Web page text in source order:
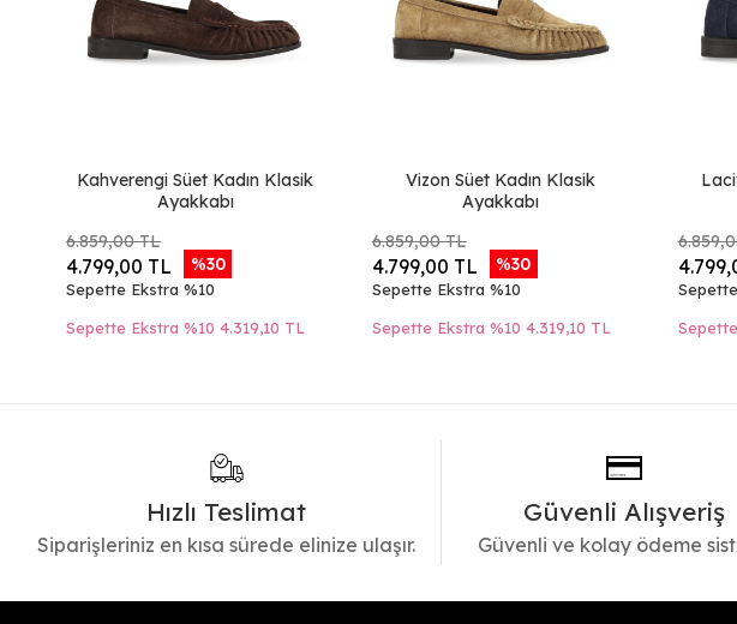
Kahverengi Süet Kadın Klasik
Ayakkabı
6.859,00 TL
4.799,00 TL %30
Sepette Ekstra %10
Sepette Ekstra %10 4.319,10 TL
Vizon Süet Kadın Klasik
Ayakkabı
6.859,00 TL
4.799,00 TL %30
Sepette Ekstra %10
Sepette Ekstra %10 4.319,10 TL
Hızlı Teslimat
Siparişleriniz en kısa sürede elinize ulaşır.
Güvenli Alışveriş
Güvenli ve kolay ödeme